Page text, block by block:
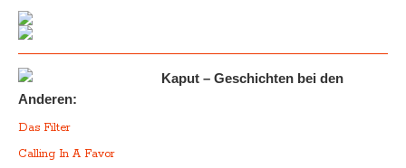
Kaput – Geschichten bei den
Anderen:
Das Filter
Calling In A Favor